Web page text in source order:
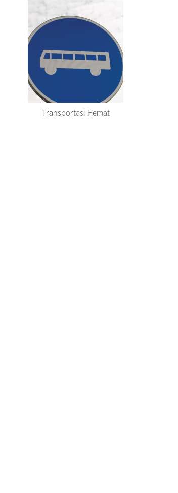
Transportasi Hemat